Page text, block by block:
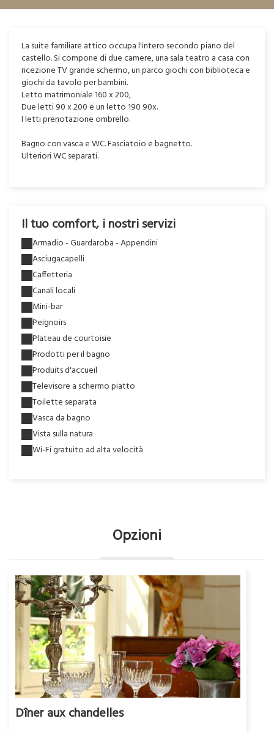
La suite familiare attico occupa l'intero secondo piano del
castello. Si compone di due camere, una sala teatro a casa con
ricezione TV grande schermo, un parco giochi con biblioteca e
giochi da tavolo per bambini.
Letto matrimoniale 160 x 200,
Due letti 90 x 200 e un letto 190 90x.
I letti prenotazione ombrello.
Bagno con vasca e WC. Fasciatoio e bagnetto.
Ulteriori WC separati.
Il tuo comfort, i nostri servizi
Armadio - Guardaroba - Appendini
Asciugacapelli
Caffetteria
Canali locali
Mini-bar
Peignoirs
Plateau de courtoisie
Prodotti per il bagno
Produits d'accueil
Televisore a schermo piatto
Toilette separata
Vasca da bagno
Vista sulla natura
Wi-Fi gratuito ad alta velocità
Opzioni
Dîner aux chandelles